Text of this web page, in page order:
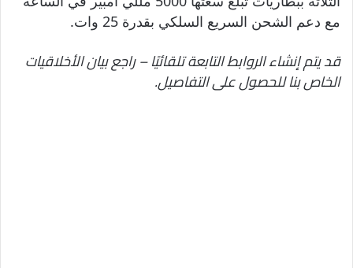
مع دعم الشحن السريع السلكي بقدرة 25 وات.
قد يتم إنشاء الروابط التابعة تلقائيًا – راجع بيان الأخلاقيات
الخاص بنا للحصول على التفاصيل.